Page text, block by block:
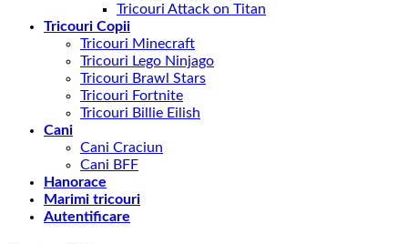
Tricouri Attack on Titan
Tricouri Copii
Tricouri Minecraft
Tricouri Lego Ninjago
Tricouri Brawl Stars
Tricouri Fortnite
Tricouri Billie Eilish
Cani
Cani Craciun
Cani BFF
Hanorace
Marimi tricouri
Autentificare